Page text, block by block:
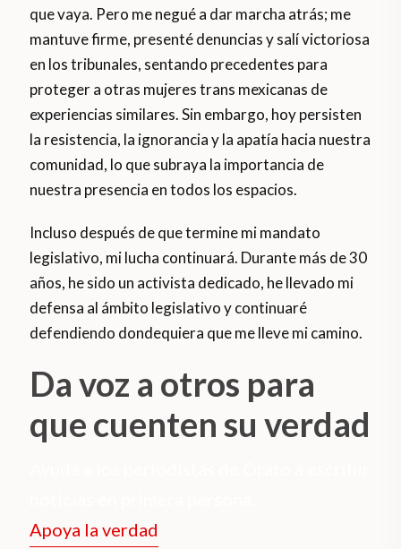
que vaya. Pero me negué a dar marcha atrás; me
mantuve firme, presenté denuncias y salí victoriosa
en los tribunales, sentando precedentes para
proteger a otras mujeres trans mexicanas de
experiencias similares. Sin embargo, hoy persisten
la resistencia, la ignorancia y la apatía hacia nuestra
comunidad, lo que subraya la importancia de
nuestra presencia en todos los espacios.
Incluso después de que termine mi mandato
legislativo, mi lucha continuará. Durante más de 30
años, he sido un activista dedicado, he llevado mi
defensa al ámbito legislativo y continuaré
defendiendo dondequiera que me lleve mi camino.
Da voz a otros para
que cuenten su verdad
Apoya la verdad